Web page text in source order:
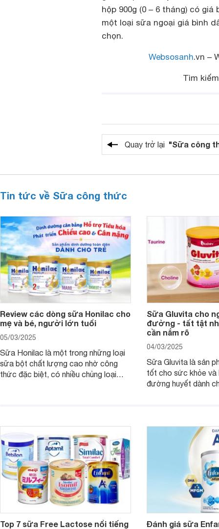
hộp 900g (0 – 6 tháng) có
một loại sữa ngoại giá bình
chọn.
Websosanh.vn –
Tìm
Quay trở lại "Sữa công
Tin tức về Sữa công thức
Review các dòng sữa Honilac cho
mẹ và bé, người lớn tuổi
05/03/2025
Sữa Honilac là một trong những loại
sữa bột chất lượng cao nhờ công
thức đặc biệt, có nhiều chủng loại
Sữa Gluvita cho
đường - tất tật
cần nắm rõ
04/03/2025
Sữa Gluvita là sản
tốt cho sức khỏe và
đường huyết dành
thể gì, hãy cùng
hiểu ngay trong bài
Top 7 sữa Free Lactose nổi tiếng
Đánh giá sữa